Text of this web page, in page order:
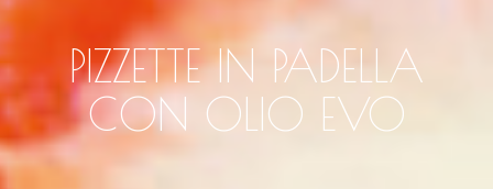
PIZZETTE IN PADELLA
CON OLIO EVO